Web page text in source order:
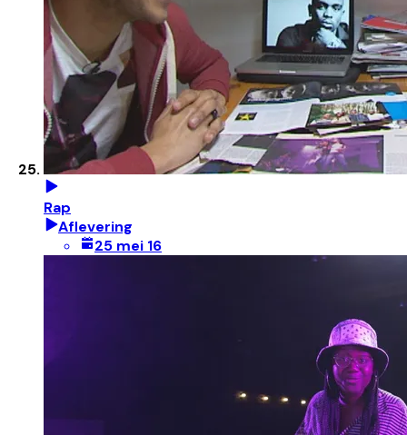
Rap
Aflevering
25 mei 16